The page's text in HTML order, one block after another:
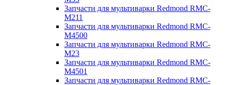
Запчасти для мультиварки Redmond RMC-
M211
Запчасти для мультиварки Redmond RMC-
M4500
Запчасти для мультиварки Redmond RMC-
M23
Запчасти для мультиварки Redmond RMC-
M4501
Запчасти для мультиварки Redmond RMC-